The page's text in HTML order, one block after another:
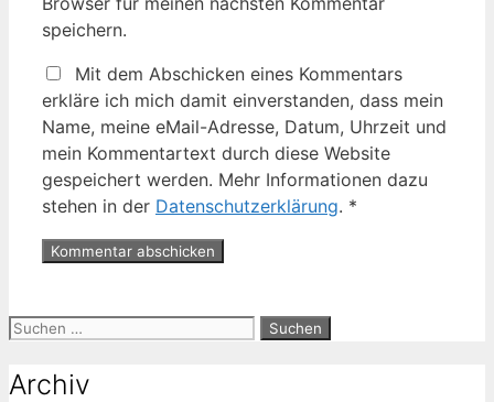
speichern.
Mit dem Abschicken eines Kommentars
erkläre ich mich damit einverstanden, dass mein
Name, meine eMail-Adresse, Datum, Uhrzeit und
mein Kommentartext durch diese Website
gespeichert werden. Mehr Informationen dazu
stehen in der Datenschutzerklärung. *
Suche
Archiv